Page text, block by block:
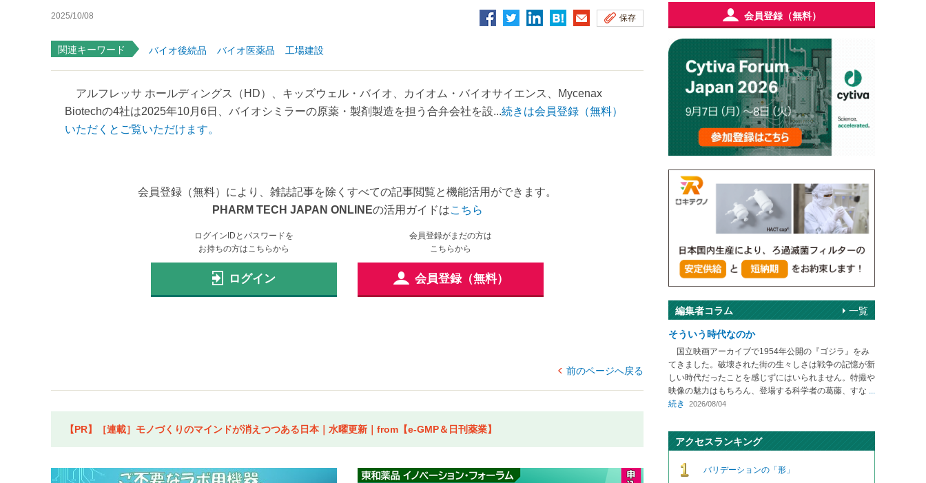
2025/10/08 保存
関連キーワード バイオ後続品 バイオ医薬品 工場建設
アルフレッサ ホールディングス（HD）、キッズウェル・バイオ、カイオム・バイオサイエンス、Mycenax
Biotechの4社は2025年10月6日、バイオシミラーの原薬・製剤製造を担う合弁会社を設...続きは会員登録（無料）
いただくとご覧いただけます。
会員登録（無料）により、雑誌記事を除くすべての記事閲覧と機能活用ができます。
PHARM TECH JAPAN ONLINEの活用ガイドはこちら
ログインIDとパスワードを
お持ちの方はこちらから
ログイン
会員登録がまだの方は
こちらから
会員登録（無料）
前のページへ戻る
【PR】［連載］モノづくりのマインドが消えつつある日本｜水曜更新｜from【e-GMP＆日刊薬業】
会員登録（無料）
編集者コラム
そういう時代なのか
国立映画アーカイブで1954年公開の『ゴジラ』をみ
てきました。破壊された街の生々しさは戦争の記憶が新
しい時代だったことを感じずにはいられません。特撮や
映像の魅力はもちろん、登場する科学者の葛藤、すな ...
続き
2026/08/04
一覧
アクセスランキング
バリデーションの「形」